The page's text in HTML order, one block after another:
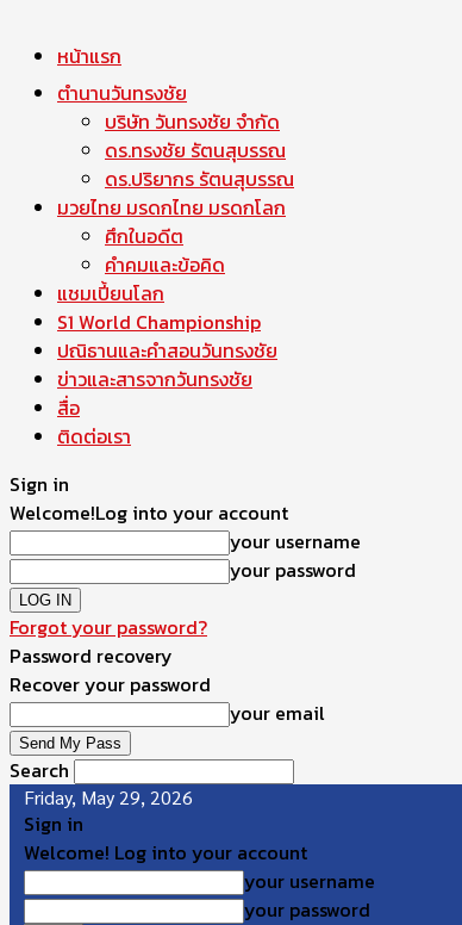
หน้าแรก
ตำนานวันทรงชัย
บริษัท วันทรงชัย จำกัด
ดร.ทรงชัย รัตนสุบรรณ
ดร.ปริยากร รัตนสุบรรณ
มวยไทย มรดกไทย มรดกโลก
ศึกในอดีต
คำคมและข้อคิด
แชมเปี้ยนโลก
S1 World Championship
ปณิธานและคำสอนวันทรงชัย
ข่าวและสารจากวันทรงชัย
สื่อ
ติดต่อเรา
Sign in
Welcome!Log into your account
your username
your password
Forgot your password?
Password recovery
Recover your password
your email
Search
Friday, May 29, 2026
Sign in
Welcome! Log into your account
your username
your password